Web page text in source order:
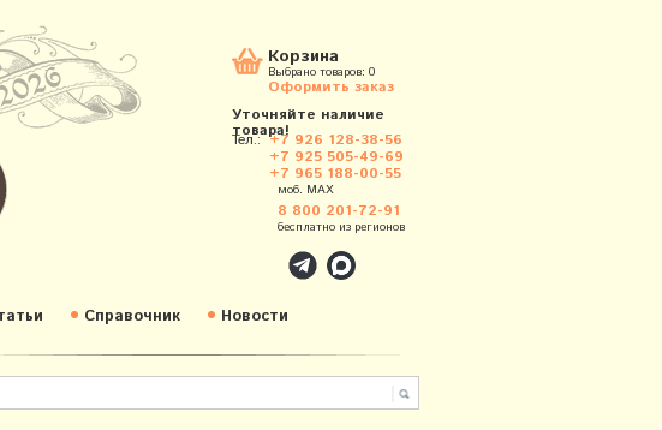
Корзина
Выбрано товаров: 0
Оформить заказ
Уточняйте наличие
товара!
Тел.: +7 926 128-38-56
+7 925 505-49-69
+7 965 188-00-55
моб. MAX
8 800 201-72-91
бесплатно из регионов
Справочник Новости